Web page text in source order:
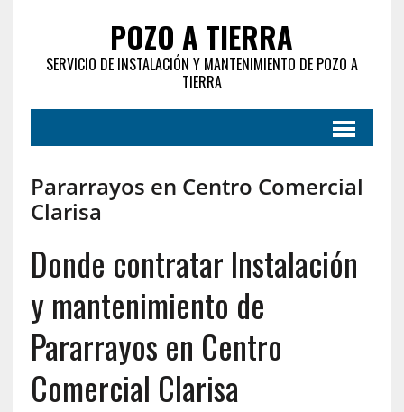
POZO A TIERRA
SERVICIO DE INSTALACIÓN Y MANTENIMIENTO DE POZO A
TIERRA
Pararrayos en Centro Comercial
Clarisa
Donde contratar Instalación
y mantenimiento de
Pararrayos en Centro
Comercial Clarisa